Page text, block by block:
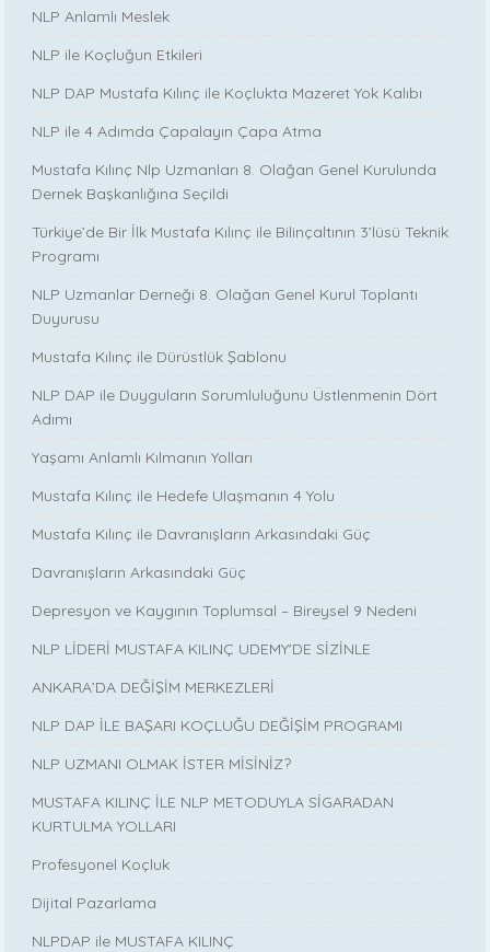
NLP Anlamlı Meslek
NLP ile Koçluğun Etkileri
NLP DAP Mustafa Kılınç ile Koçlukta Mazeret Yok Kalıbı
NLP ile 4 Adımda Çapalayın Çapa Atma
Mustafa Kılınç Nlp Uzmanları 8. Olağan Genel Kurulunda
Dernek Başkanlığına Seçildi
Türkiye’de Bir İlk Mustafa Kılınç ile Bilinçaltının 3’lüsü Teknik
Programı
NLP Uzmanlar Derneği 8. Olağan Genel Kurul Toplantı
Duyurusu
Mustafa Kılınç ile Dürüstlük Şablonu
NLP DAP ile Duyguların Sorumluluğunu Üstlenmenin Dört
Adımı
Yaşamı Anlamlı Kılmanın Yolları
Mustafa Kılınç ile Hedefe Ulaşmanın 4 Yolu
Mustafa Kılınç ile Davranışların Arkasındaki Güç
Davranışların Arkasındaki Güç
Depresyon ve Kaygının Toplumsal – Bireysel 9 Nedeni
NLP LİDERİ MUSTAFA KILINÇ UDEMY'DE SİZİNLE
ANKARA’DA DEĞİŞİM MERKEZLERİ
NLP DAP İLE BAŞARI KOÇLUĞU DEĞİŞİM PROGRAMI
NLP UZMANI OLMAK İSTER MİSİNİZ?
MUSTAFA KILINÇ İLE NLP METODUYLA SİGARADAN
KURTULMA YOLLARI
Profesyonel Koçluk
Dijital Pazarlama
NLPDAP ile MUSTAFA KILINÇ